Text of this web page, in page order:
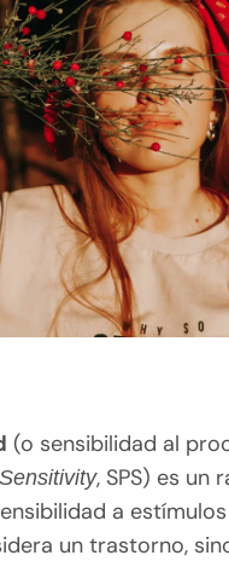
(o sensibilidad al
, SPS) es un
a
un trastorno,